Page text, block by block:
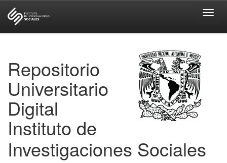
Repositorio
Universitario
Digital
Instituto de
Investigaciones Sociales